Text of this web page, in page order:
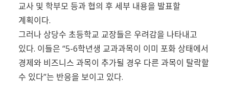
교사 및 학부모 등과 협의 후 세부 내용을 발표할
계획이다.
그러나 상당수 초등학교 교장들은 우려감을 나타내고
있다. 이들은 “5-6학년생 교과과목이 이미 포화 상태에서
경제와 비즈니스 과목이 추가될 경우 다른 과목이 탈락할
수 있다”는 반응을 보이고 있다.